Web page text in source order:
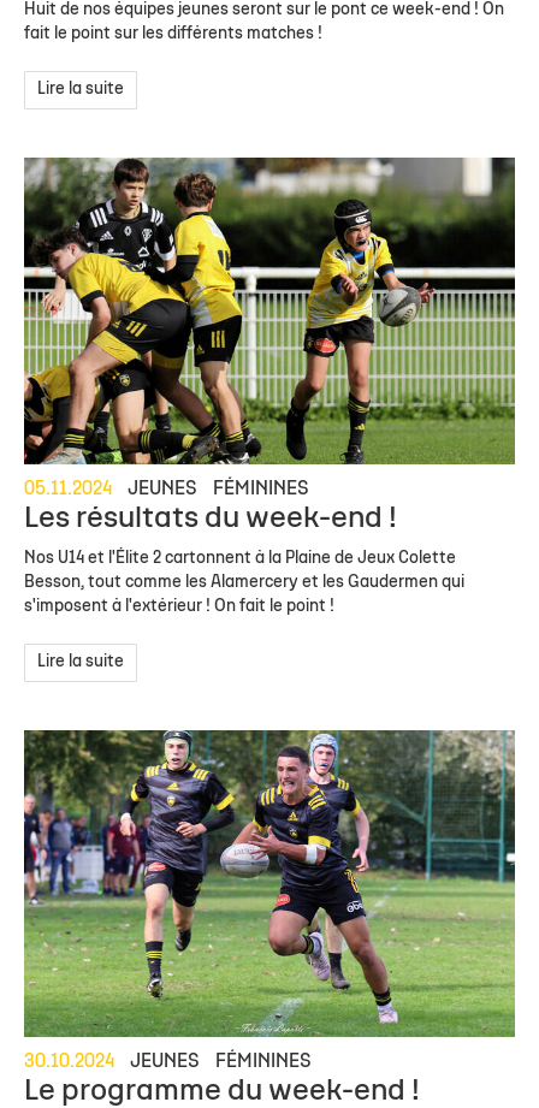
Huit de nos équipes jeunes seront sur le pont ce week-end ! On
fait le point sur les différents matches !
Lire la suite
05.11.2024 JEUNES FÉMININES
Les résultats du week-end !
Nos U14 et l'Élite 2 cartonnent à la Plaine de Jeux Colette
Besson, tout comme les Alamercery et les Gaudermen qui
s'imposent à l'extérieur ! On fait le point !
Lire la suite
30.10.2024 JEUNES FÉMININES
Le programme du week-end !